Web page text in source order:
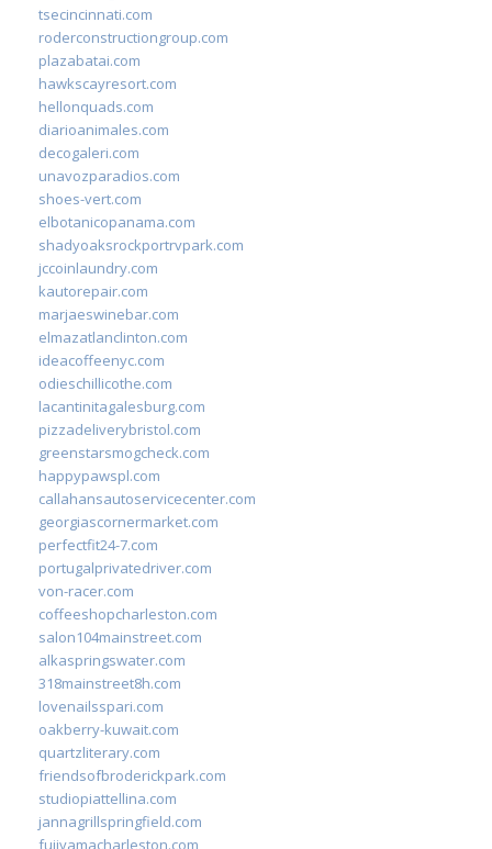
tsecincinnati.com
roderconstructiongroup.com
plazabatai.com
hawkscayresort.com
hellonquads.com
diarioanimales.com
decogaleri.com
unavozparadios.com
shoes-vert.com
elbotanicopanama.com
shadyoaksrockportrvpark.com
jccoinlaundry.com
kautorepair.com
marjaeswinebar.com
elmazatlanclinton.com
ideacoffeenyc.com
odieschillicothe.com
lacantinitagalesburg.com
pizzadeliverybristol.com
greenstarsmogcheck.com
happypawspl.com
callahansautoservicecenter.com
georgiascornermarket.com
perfectfit24-7.com
portugalprivatedriver.com
von-racer.com
coffeeshopcharleston.com
salon104mainstreet.com
alkaspringswater.com
318mainstreet8h.com
lovenailsspari.com
oakberry-kuwait.com
quartzliterary.com
friendsofbroderickpark.com
studiopiattellina.com
jannagrillspringfield.com
fujiyamacharleston.com